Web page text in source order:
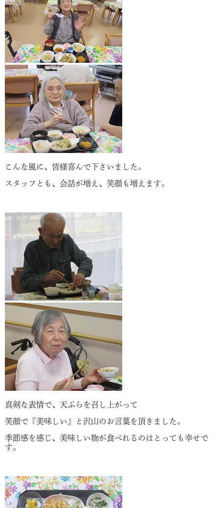
こんな風に、皆様喜んで下さいました。
スタッフとも、会話が増え、笑顔も増えます。
真剣な表情で、天ぷらを召し上がって
笑顔で『美味しい』と沢山のお言葉を頂きました。
季節感を感じ、美味しい物が食べれるのはとっても幸せで
す。